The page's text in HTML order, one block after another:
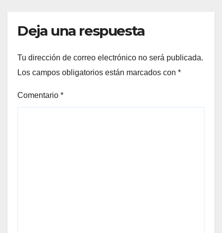
Deja una respuesta
Tu dirección de correo electrónico no será publicada.
Los campos obligatorios están marcados con *
Comentario *